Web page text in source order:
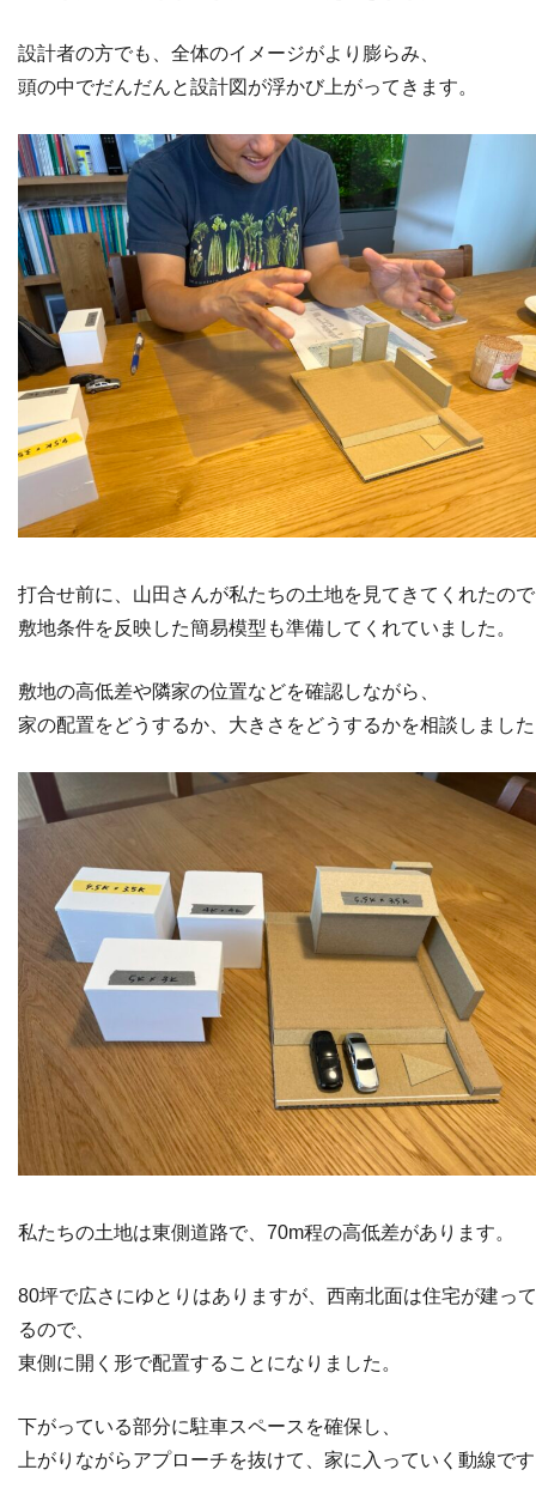
設計者の方でも、全体のイメージがより膨らみ、
頭の中でだんだんと設計図が浮かび上がってきます。
打合せ前に、山田さんが私たちの土地を見てきてくれたの
敷地条件を反映した簡易模型も準備してくれていました。
敷地の高低差や隣家の位置などを確認しながら、
家の配置をどうするか、大きさをどうするかを相談しまし
私たちの土地は東側道路で、70m程の高低差があります。
80坪で広さにゆとりはありますが、西南北面は住宅が建っ
るので、
東側に開く形で配置することになりました。
下がっている部分に駐車スペースを確保し、
上がりながらアプローチを抜けて、家に入っていく動線で